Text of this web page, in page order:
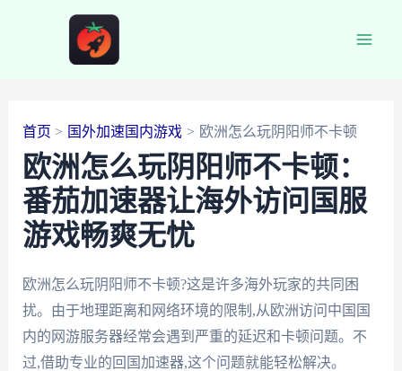
首页 国外加速国内游戏 欧洲怎么玩阴阳师不卡顿
欧洲怎么玩阴阳师不卡顿：
番茄加速器让海外访问国服
游戏畅爽无忧
欧洲怎么玩阴阳师不卡顿?这是许多海外玩家的共同困
扰。由于地理距离和网络环境的限制,从欧洲访问中国国
内的网游服务器经常会遇到严重的延迟和卡顿问题。不
过,借助专业的回国加速器,这个问题就能轻松解决。